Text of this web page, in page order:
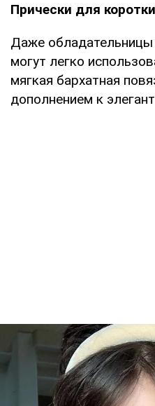
Прически для
Даже
могут легко
мягкая бархатная
дополнением к